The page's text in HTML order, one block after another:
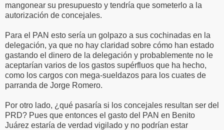
mangonear su presupuesto y tendría que someterlo a la
autorización de concejales.
Para el PAN esto sería un golpazo a sus cochinadas en la
delegación, ya que no hay claridad sobre cómo han estado
gastando el dinero de la delegación y probablemente no le
aceptarían varios de los gastos supérfluos que ha hecho,
como los cargos con mega-sueldazos para los cuates de
parranda de Jorge Romero.
Por otro lado, ¿qué pasaría si los concejales resultan ser del
PRD? Pues que entonces el gasto del PAN en Benito
Juárez estaría de verdad vigilado y no podrían estar